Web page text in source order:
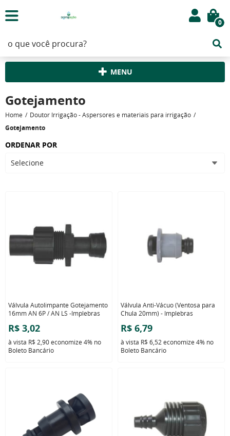
0
MENU
Gotejamento
Home Doutor Irrigação - Aspersores e materiais para irrigação
Gotejamento
ORDENAR POR
Selecione
Válvula Autolimpante Gotejamento
16mm AN 6P / AN LS -Implebras
R$ 3,02
à vista R$ 2,90economize 4% no
Boleto Bancário
Válvula Anti-Vácuo (Ventosa para
Chula 20mm) - Implebras
R$ 6,79
à vista R$ 6,52 economize 4% no
Boleto Bancário